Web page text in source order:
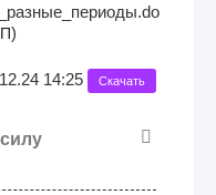
)
14:25 Скачать